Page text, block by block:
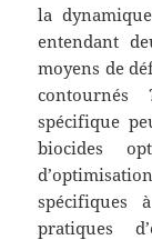
la
entendant
moyens de
spécifique
biocides
spécifiques
pratiques